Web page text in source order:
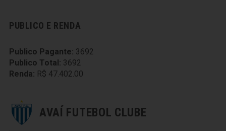
PUBLICO E RENDA
Publico Pagante: 3692
Publico Total: 3692
Renda: R$ 47.402.00
AVAÍ FUTEBOL CLUBE